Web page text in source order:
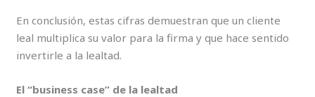
En conclusión, estas cifras demuestran que un cliente
leal multiplica su valor para la firma y que hace sentido
invertirle a la lealtad.
El “business case” de la lealtad